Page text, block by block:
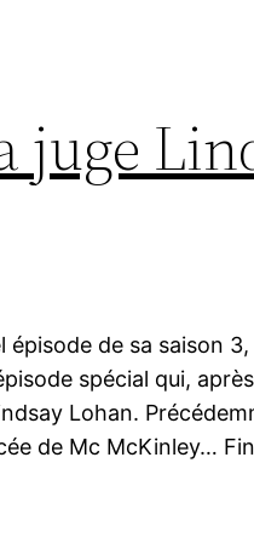
juge
épisode de sa saison 3,
spécial qui, après
Lohan.
de Mc McKinley…